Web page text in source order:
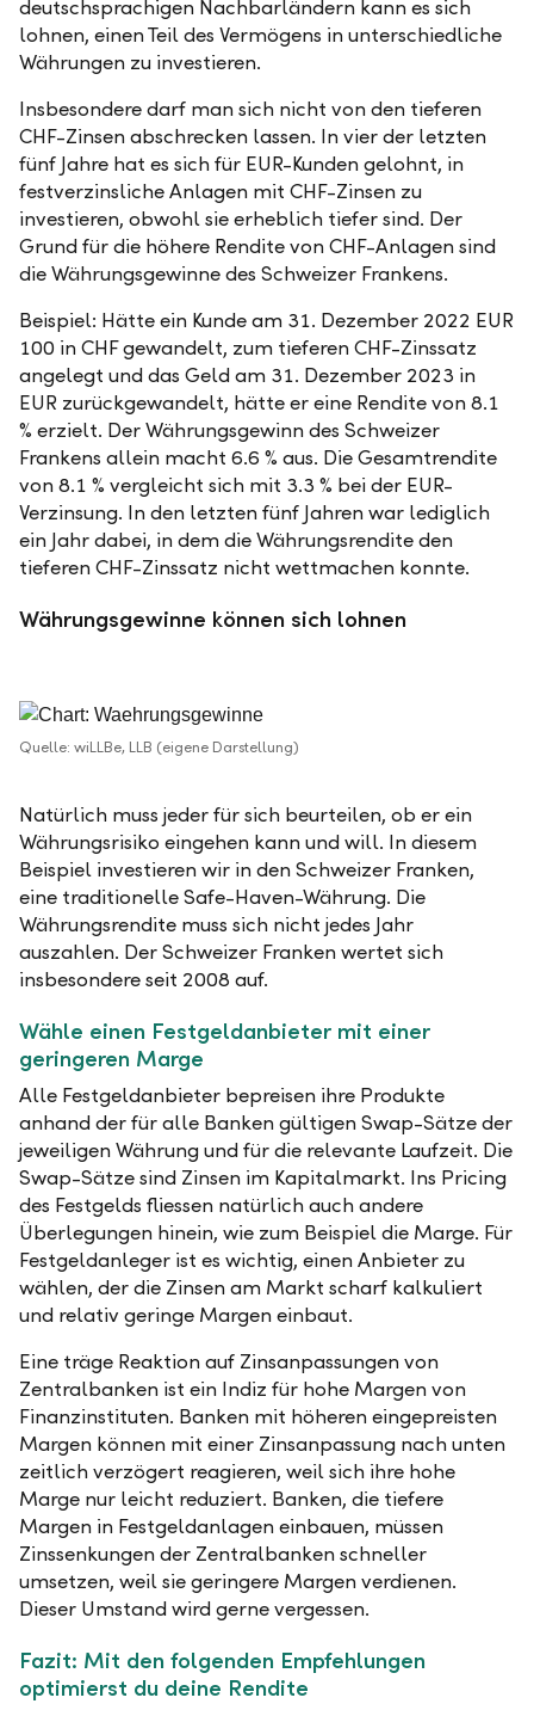
deutschsprachigen Nachbarländern kann es sich
lohnen, einen Teil des Vermögens in unterschiedliche
Währungen zu investieren.
Insbesondere darf man sich nicht von den tieferen
CHF-Zinsen abschrecken lassen. In vier der letzten
fünf Jahre hat es sich für EUR-Kunden gelohnt, in
festverzinsliche Anlagen mit CHF-Zinsen zu
investieren, obwohl sie erheblich tiefer sind. Der
Grund für die höhere Rendite von CHF-Anlagen sind
die Währungsgewinne des Schweizer Frankens.
Beispiel: Hätte ein Kunde am 31. Dezember 2022 EUR
100 in CHF gewandelt, zum tieferen CHF-Zinssatz
angelegt und das Geld am 31. Dezember 2023 in
EUR zurückgewandelt, hätte er eine Rendite von 8.1
% erzielt. Der Währungsgewinn des Schweizer
Frankens allein macht 6.6 % aus. Die Gesamtrendite
von 8.1 % vergleicht sich mit 3.3 % bei der EUR-
Verzinsung. In den letzten fünf Jahren war lediglich
ein Jahr dabei, in dem die Währungsrendite den
tieferen CHF-Zinssatz nicht wettmachen konnte.
Währungsgewinne können sich lohnen
Quelle: wiLLBe, LLB (eigene Darstellung)
Natürlich muss jeder für sich beurteilen, ob er ein
Währungsrisiko eingehen kann und will. In diesem
Beispiel investieren wir in den Schweizer Franken,
eine traditionelle Safe-Haven-Währung. Die
Währungsrendite muss sich nicht jedes Jahr
auszahlen. Der Schweizer Franken wertet sich
insbesondere seit 2008 auf.
Wähle einen Festgeldanbieter mit einer
geringeren Marge
Alle Festgeldanbieter bepreisen ihre Produkte
anhand der für alle Banken gültigen Swap-Sätze der
jeweiligen Währung und für die relevante Laufzeit. Die
Swap-Sätze sind Zinsen im Kapitalmarkt. Ins Pricing
des Festgelds fliessen natürlich auch andere
Überlegungen hinein, wie zum Beispiel die Marge. Für
Festgeldanleger ist es wichtig, einen Anbieter zu
wählen, der die Zinsen am Markt scharf kalkuliert
und relativ geringe Margen einbaut.
Eine träge Reaktion auf Zinsanpassungen von
Zentralbanken ist ein Indiz für hohe Margen von
Finanzinstituten. Banken mit höheren eingepreisten
Margen können mit einer Zinsanpassung nach unten
zeitlich verzögert reagieren, weil sich ihre hohe
Marge nur leicht reduziert. Banken, die tiefere
Margen in Festgeldanlagen einbauen, müssen
Zinssenkungen der Zentralbanken schneller
umsetzen, weil sie geringere Margen verdienen.
Dieser Umstand wird gerne vergessen.
Fazit: Mit den folgenden Empfehlungen
optimierst du deine Rendite